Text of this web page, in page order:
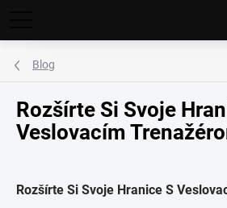
Blog
Rozšírte Si Svoje
Veslovacím
Rozšírte Si Svoje Hranice S